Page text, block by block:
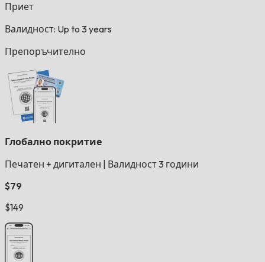
Приет
Валидност: Up to 3 years
Препоръчително
Глобално покритие
Печатен + дигитален
Валидност 3 години
$79
$149